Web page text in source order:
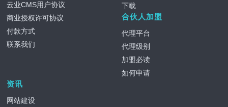
云业CMS用户协议
商业授权许可协议
付款方式
联系我们
下载
合伙人加盟
代理平台
代理级别
加盟必读
如何申请
资讯
网站建设